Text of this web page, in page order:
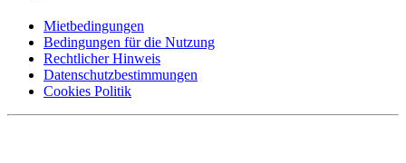
Mietbedingungen
Bedingungen für die Nutzung
Rechtlicher Hinweis
Datenschutzbestimmungen
Cookies Politik